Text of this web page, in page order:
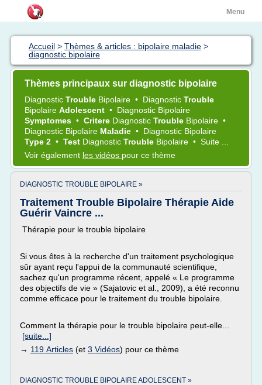
Menu
Accueil > Thèmes & articles : bipolaire maladie >
diagnostic bipolaire
Thèmes principaux sur diagnostic bipolaire
Diagnostic Trouble Bipolaire • Diagnostic Trouble
Bipolaire Adolescent • Diagnostic Bipolaire
Symptomes • Critere Diagnostic Trouble Bipolaire •
Diagnostic Bipolaire Maladie • Diagnostic Bipolaire
Type 2 • Test Diagnostic Trouble Bipolaire • Suite ...
Voir également les vidéos pour ce thème
DIAGNOSTIC TROUBLE BIPOLAIRE »
Traitement Trouble Bipolaire Thérapie Aide
Guérir Vaincre ...
Thérapie pour le trouble bipolaire
Si vous êtes à la recherche d'un traitement psychologique
sûr ayant reçu l'appui de la communauté scientifique,
sachez qu'un programme récent, appelé « Le programme
des objectifs de vie » (Sajatovic et al., 2009), a été reconnu
comme efficace pour le traitement du trouble bipolaire.
Comment la thérapie pour le trouble bipolaire peut-elle...
[suite...]
→ 119 Articles (et 3 Vidéos) pour ce thème
DIAGNOSTIC TROUBLE BIPOLAIRE ADOLESCENT »